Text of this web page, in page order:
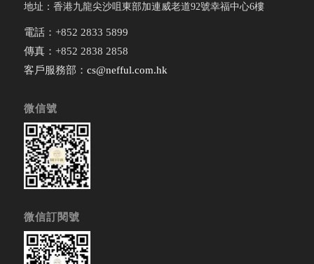
地址：香港九龍尖沙咀東部加連威老道92號幸福中心6樓
電話：+852 2833 5899
傳真：+852 2838 2858
客戶服務部： cs@nefful.com.hk
微信號
微信訂閱號